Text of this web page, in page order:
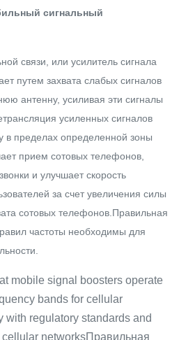
сигнальный
связи, или усилитель сигнала
путем захвата слабых сигналов
антенну, усиливая эти сигналы
усиленных сигналов
в пределах определенной зоны
прием сотовых телефонов,
и улучшает скорость
за счет увеличения силы
сотовых телефонов.Правильная
частоты необходимы для
mobile signal boosters operate
bands for cellular
with regulatory standards and
networksПравильная